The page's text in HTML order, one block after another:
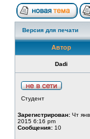
Версия для печати
Автор
Dadi
Студент
Зарегистрирован: Чт янв
2015 6:16 pm
Сообщения: 10